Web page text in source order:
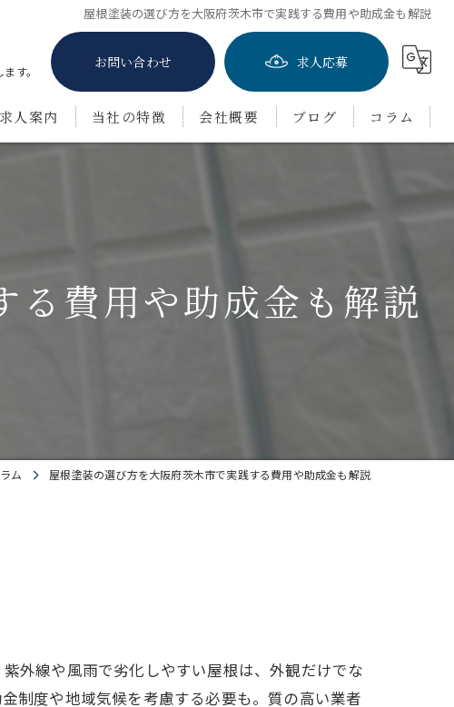
屋根塗装の選び方を大阪府茨木市で実践する費用や助成金も解説
す。
お問い合わせ 求人応募
求人案内 当社の特徴
豊中市の外壁塗装
会社概要 ブログ コラム
る費用や助成金も解説
ム 屋根塗装の選び方を大阪府茨木市で実践する費用や助成金も解説
外線や風雨で劣化しやすい屋根は、外観だけでな
制度や地域気候を考慮する必要も。質の高い業者